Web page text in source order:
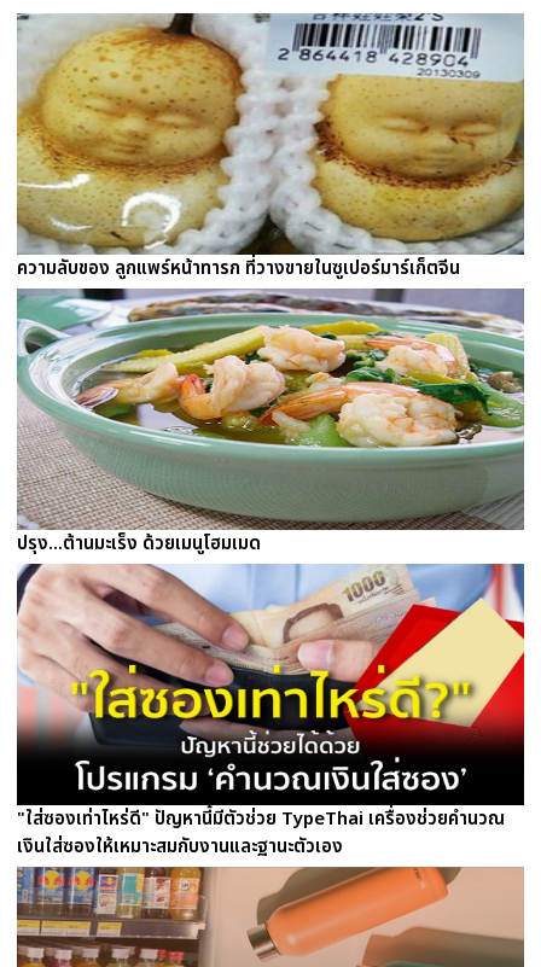
ความลับของ ลูกแพร์หน้าทารก ที่วางขายในซูเปอร์มาร์เก็ตจีน
ปรุง...ต้านมะเร็ง ด้วยเมนูโฮมเมด
"ใส่ซองเท่าไหร่ดี" ปัญหานี้มีตัวช่วย TypeThai เครื่องช่วยคำนวณ
เงินใส่ซองให้เหมาะสมกับงานและฐานะตัวเอง